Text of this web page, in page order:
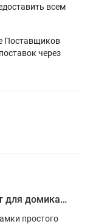
всем
Поставщиков
через
Почему проектор – лучший гаджет для домика в глэмпинге
простого